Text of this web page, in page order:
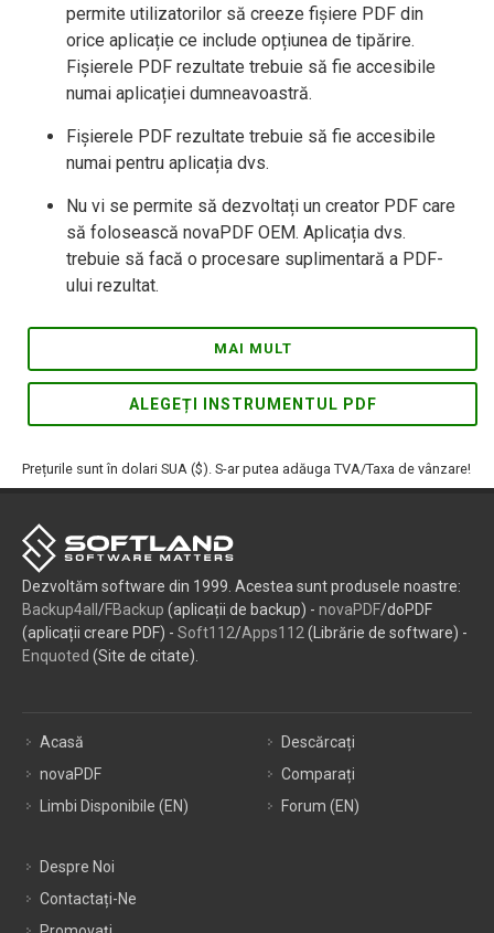
permite utilizatorilor să creeze fișiere PDF din
orice aplicație ce include opțiunea de tipărire.
Fișierele PDF rezultate trebuie să fie accesibile
numai aplicației dumneavoastră.
Fișierele PDF rezultate trebuie să fie accesibile
numai pentru aplicația dvs.
Nu vi se permite să dezvoltați un creator PDF care
să folosească novaPDF OEM. Aplicația dvs.
trebuie să facă o procesare suplimentară a PDF-
ului rezultat.
MAI MULT
ALEGEȚI INSTRUMENTUL PDF
Prețurile sunt în dolari SUA ($). S-ar putea adăuga TVA/Taxa de vânzare!
Dezvoltăm software din 1999. Acestea sunt produsele noastre:
Backup4all /FBackup (aplicații de backup) - novaPDF/doPDF
(aplicații creare PDF) - Soft112/Apps112 (Librărie de software) -
Enquoted (Site de citate).
Acasă
novaPDF
Limbi Disponibile (EN)
Descărcați
Comparați
Forum (EN)
Despre Noi
Contactați-Ne